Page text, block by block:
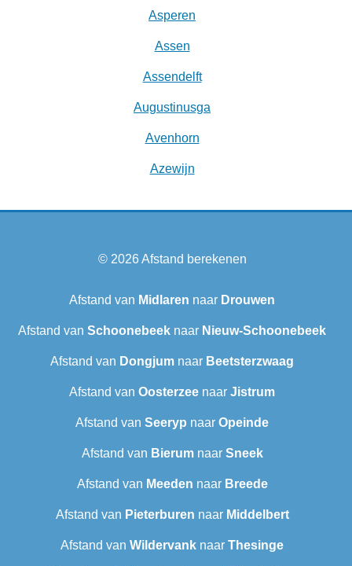
Asperen
Assen
Assendelft
Augustinusga
Avenhorn
Azewijn
© 2026Afstand berekenen
Afstand van Midlaren naar Drouwen
Afstand van Schoonebeek naar Nieuw-Schoonebeek
Afstand van Dongjum naar Beetsterzwaag
Afstand van Oosterzee naar Jistrum
Afstand van Seeryp naar Opeinde
Afstand van Bierumnaar Sneek‎
Afstand van Meeden naar Breede
Afstand van Pieterburen naar Middelbert
Afstand van Wildervank naar Thesinge